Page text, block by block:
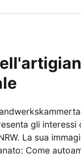
gli
La sua
Come